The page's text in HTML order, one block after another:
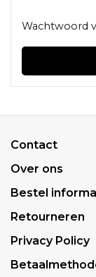
Wachtwoord
Contact
Over ons
Bestel
Retourneren
Privacy Policy